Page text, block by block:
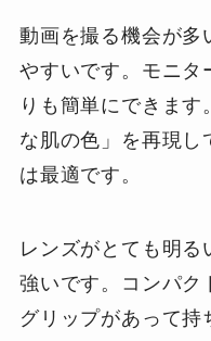
動画を撮る機会が多
やすいです。モニタ
りも簡単にできま
な肌の色」を再現し
は最適です。
レンズがとても明る
強いです。コンパク
グリップがあって持